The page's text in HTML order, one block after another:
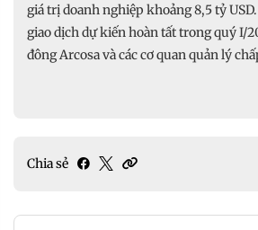
giá trị doanh nghiệp khoảng 8,5 tỷ
giao dịch dự kiến hoàn tất trong quý I/
đông Arcosa và các cơ quan quản lý
Chia sẻ